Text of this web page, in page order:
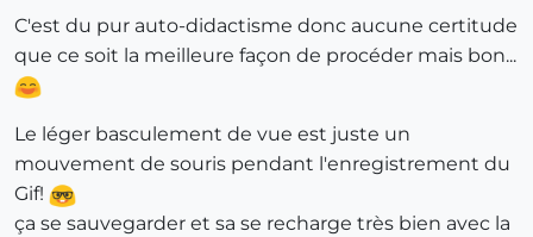
C'est du pur auto-didactisme donc aucune certitude
que ce soit la meilleure façon de procéder mais bon...
Le léger basculement de vue est juste un
mouvement de souris pendant l'enregistrement du
Gif!
ça se sauvegarder et sa se recharge très bien avec la